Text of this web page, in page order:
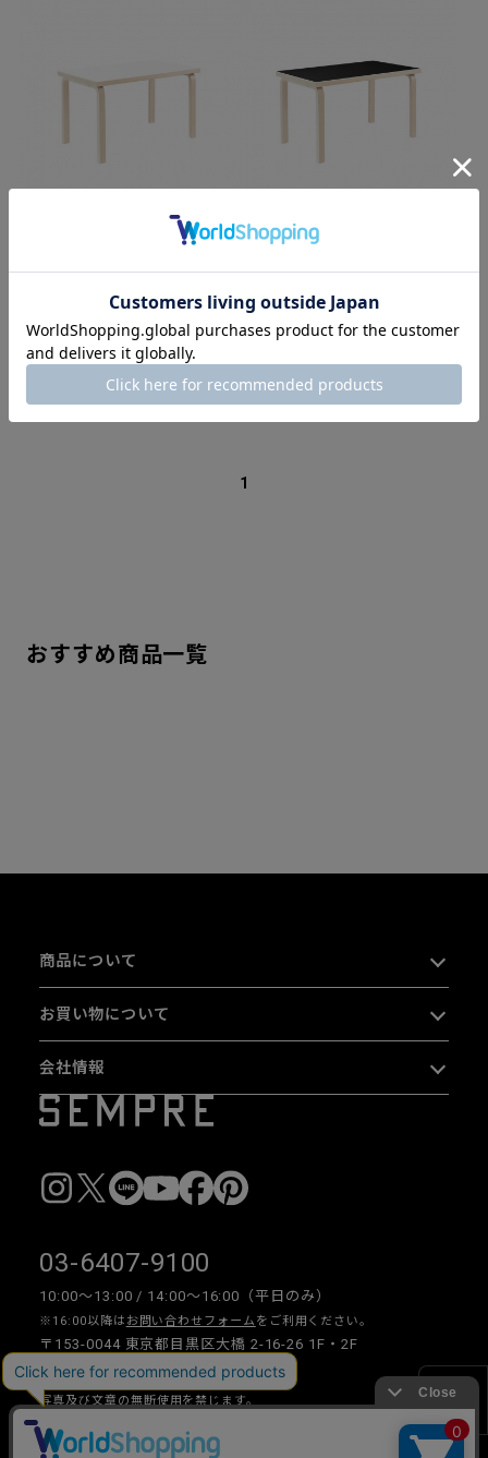
絞り込み
80Bテーブル 子ども用 W100×D
60×H60cm / ホワイトラミネー
¥172,700 （税込）
80Bテーブル 子ども用 W100×D
60×H60cm / ブラックリノリウ
ム
¥172,700
1
おすすめ商品一覧
商品について
お買い物について
会社情報
03-6407-9100
10:00〜13:00 / 14:00〜16:00（平日のみ）
※16:00以降は お問い合わせフォーム をご利用ください。
〒153-0044 東京都目黒区大橋 2-16-26 1F・2F
写真及び文章の無断使用を禁じます。
Copyright © 2026 SEMPRE DESIGN CO., LTD.All right reserved.